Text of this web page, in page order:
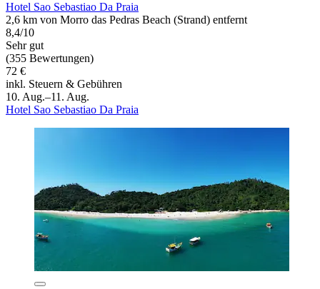
Hotel Sao Sebastiao Da Praia
2,6 km von Morro das Pedras Beach (Strand) entfernt
8,4/10
Sehr gut
(355 Bewertungen)
72 €
inkl. Steuern & Gebühren
10. Aug.–11. Aug.
Hotel Sao Sebastiao Da Praia